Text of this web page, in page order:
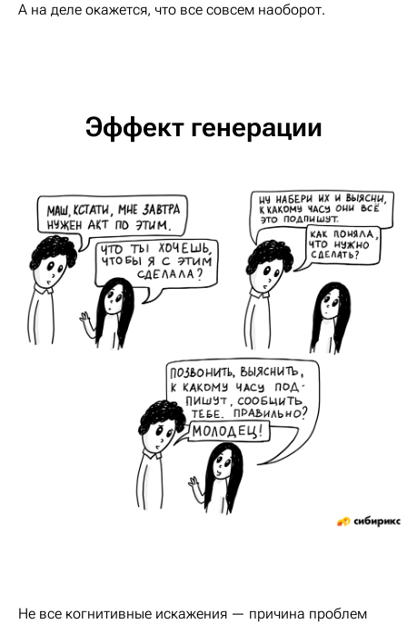
А на деле окажется, что все совсем наоборот.
Эффект генерации
Не все когнитивные искажения — причина проблем